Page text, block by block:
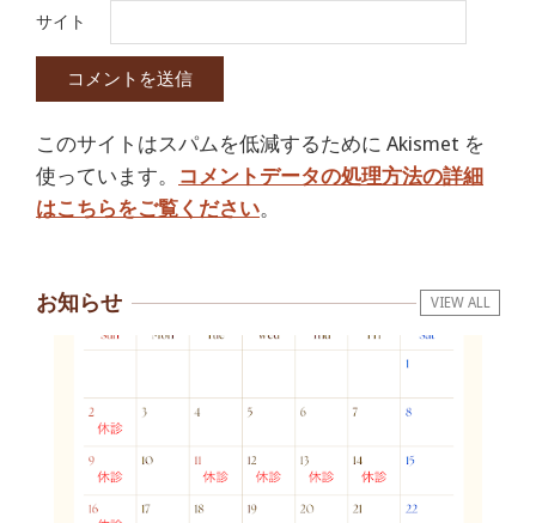
サイト
このサイトはスパムを低減するために Akismet を
使っています。 コメントデータの処理方法の詳細
はこちらをご覧ください。
お知らせ VIEW ALL
抱っこひもで肩と背中がガチガチなん